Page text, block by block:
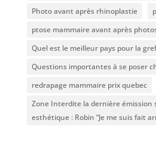
Photo avant après rhinoplastie
ptose mammaire avant après
Quel est le meilleur pays pour la
Questions importantes à se poser
redrapage mammaire prix quebec
Zone Interdite la dernière émission
esthétique : Robin “Je me suis fait